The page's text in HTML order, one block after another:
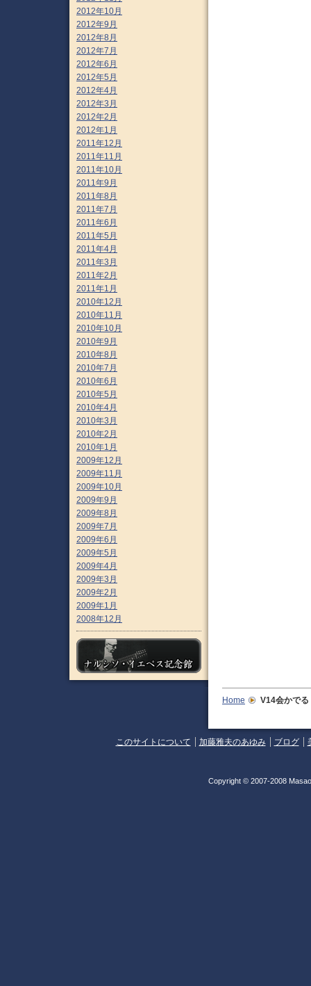
2012年10月
2012年9月
2012年8月
2012年7月
2012年6月
2012年5月
2012年4月
2012年3月
2012年2月
2012年1月
2011年12月
2011年11月
2011年10月
2011年9月
2011年8月
2011年7月
2011年6月
2011年5月
2011年4月
2011年3月
2011年2月
2011年1月
2010年12月
2010年11月
2010年10月
2010年9月
2010年8月
2010年7月
2010年6月
2010年5月
2010年4月
2010年3月
2010年2月
2010年1月
2009年12月
2009年11月
2009年10月
2009年9月
2009年8月
2009年7月
2009年6月
2009年5月
2009年4月
2009年3月
2009年2月
2009年1月
2008年12月
Home V14会かでる
このサイトについて 加藤雅夫のあゆみ ブログ
Copyright © 2007-2008